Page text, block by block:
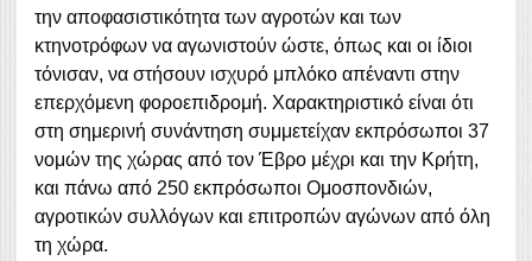
την αποφασιστικότητα των αγροτών και των
κτηνοτρόφων να αγωνιστούν ώστε, όπως και οι ίδιοι
τόνισαν, να στήσουν ισχυρό μπλόκο απέναντι στην
επερχόμενη φοροεπιδρομή. Χαρακτηριστικό είναι ότι
στη σημερινή συνάντηση συμμετείχαν εκπρόσωποι 37
νομών της χώρας από τον Έβρο μέχρι και την Κρήτη,
και πάνω από 250 εκπρόσωποι Ομοσπονδιών,
αγροτικών συλλόγων και επιτροπών αγώνων από όλη
τη χώρα.